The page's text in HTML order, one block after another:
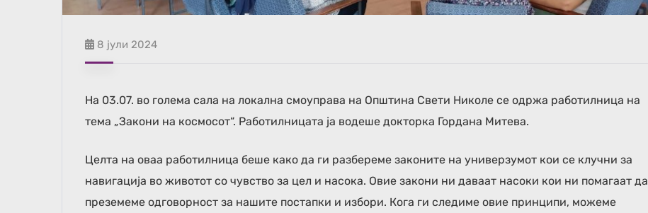
8 јули 2024
На 03.07. во голема сала на локална смоуправа на Општина Свети Николе се одржа работилница на
тема „Закони на космосот“. Работилницата ја водеше докторка Гордана Митева.
Целта на оваа работилница беше како да ги разбереме законите на универзумот кои се клучни за
навигација во животот со чувство за цел и насока. Овие закони ни даваат насоки кои ни помагаат да
преземеме одговорност за нашите постапки и избори. Кога ги следиме овие принципи, можеме